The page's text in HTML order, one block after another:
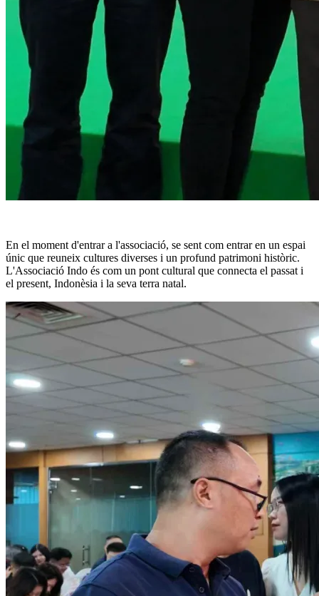
En el moment d'entrar a l'associació, se sent com entrar en un espai
únic que reuneix cultures diverses i un profund patrimoni històric.
L'Associació Indo és com un pont cultural que connecta el passat i
el present, Indonèsia i la seva terra natal.